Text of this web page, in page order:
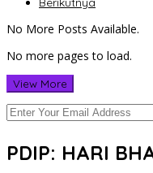
No More Posts Available.
No more pages to load.
View More
PDIP: HARI